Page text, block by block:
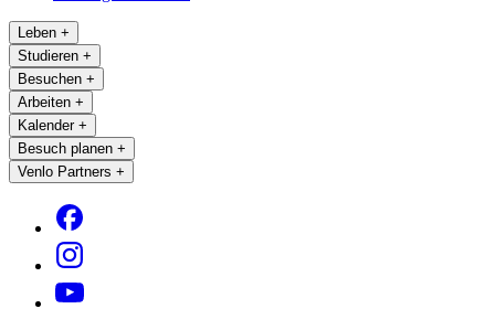
Leben +
Studieren +
Besuchen +
Arbeiten +
Kalender +
Besuch planen +
Venlo Partners +